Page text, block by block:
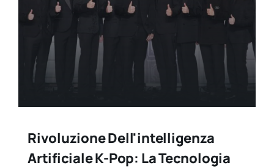
Rivoluzione Dell'intelligenza
Artificiale K-Pop: La Tecnologia